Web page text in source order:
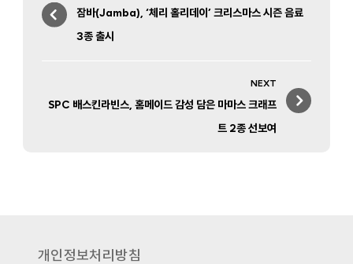
navigation
Previous
post:
잠바(Jamba), ‘체리 홀리데이’ 크리스마스 시즌 음료
3종 출시
NEXT
Next
SPC 배스킨라빈스, 홈메이드 감성 담은 마마스 크래프
트 2종 선보여
개인정보처리방침